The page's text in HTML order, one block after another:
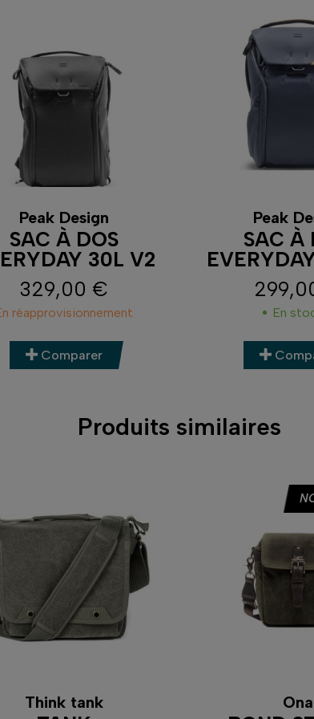
Peak Design
SAC À DOS
30L V2
Prix
329,00 €
réapprovisionnement
Comparer
Peak
SAC À
En
Produits similaires
Think tank Ona